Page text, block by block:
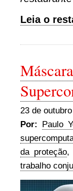
Leia o
23 de
Por:
Paulo
da proteção,
trabalho